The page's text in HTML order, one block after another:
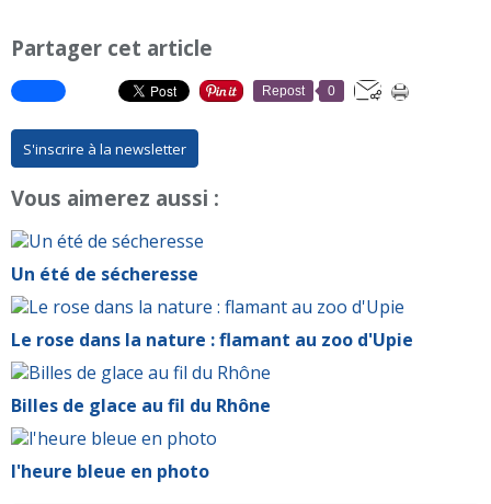
Partager cet article
Repost 0
S'inscrire à la newsletter
Vous aimerez aussi :
Un été de sécheresse
Le rose dans la nature : flamant au zoo d'Upie
Billes de glace au fil du Rhône
l'heure bleue en photo